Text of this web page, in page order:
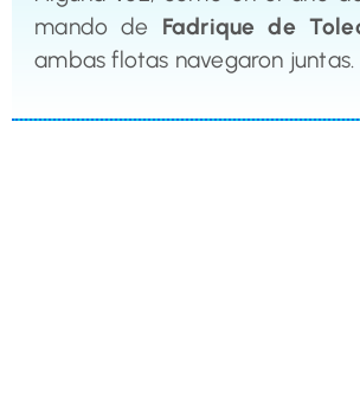
mando de Fadrique de
ambas flotas navegaron juntas.